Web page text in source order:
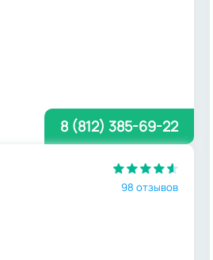
8 (812) 385-69-22
98 отзывов